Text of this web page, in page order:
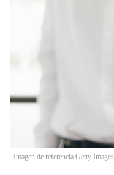
Imagen de referencia Getty Images